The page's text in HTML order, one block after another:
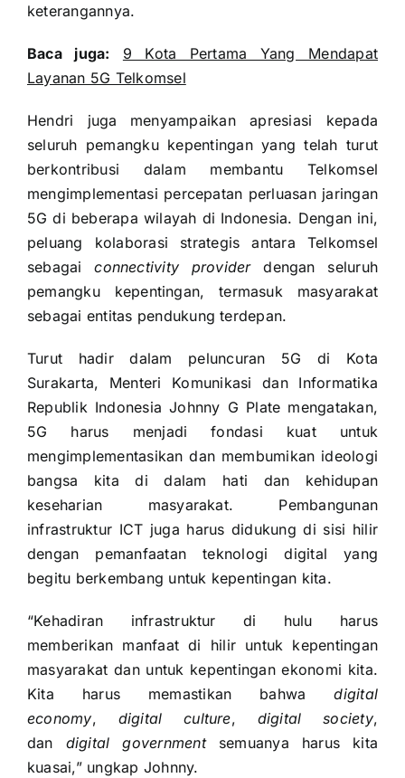
keterangannya.
Baca juga:
9 Kota Pertama Yang Mendapat
Layanan 5G Telkomsel
Hendri juga
menyampaikan apresiasi kepada
seluruh pemangku kepentingan yang telah turut
berkontribusi dalam membantu Telkomsel
mengimplementasi percepatan perluasan jaringan
5G di beberapa wilayah di Indonesia. Dengan ini,
peluang kolaborasi strategis antara Telkomsel
sebagaiconnectivity providerdengan seluruh
pemangku kepentingan, termasuk masyarakat
sebagai entitas pendukung terdepan.
Turut hadir dalam peluncuran 5G di Kota
Surakarta, Menteri Komunikasi dan Informatika
Republik Indonesia Johnny G Plate mengatakan,
5G harus menjadi fondasi kuat untuk
mengimplementasikan dan membumikan ideologi
bangsa kita di dalam hati dan kehidupan
keseharian masyarakat. Pembangunan
infrastruktur ICT juga harus didukung di sisi hilir
dengan pemanfaatan teknologi digital yang
begitu berkembang untuk kepentingan kita.
“Kehadiran infrastruktur di hulu harus
memberikan manfaat di hilir untuk kepentingan
masyarakat dan untuk kepentingan ekonomi kita.
Kita harus memastikan bahwadigital
economy, digital culture, digital society,
dan digital governmentsemuanya harus kita
kuasai,” ungkap Johnny.